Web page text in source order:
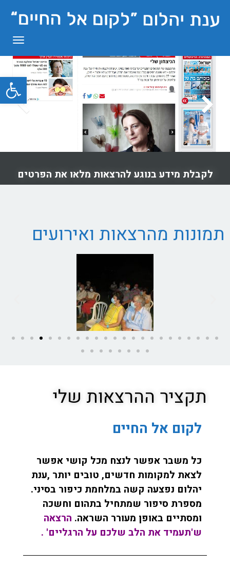
פתח
לקבלת מידע בנוגע להרצאות מלאו את הפרטים
תמונות מהרצאות ואירועים
תקציר ההרצאות שלי
לקום אל החיים
כל משבר אפשר לנצח מכל קושי אפשר
לצאת למקומות חדשים, טובים יותר ,ענת
יהלום נפצעה קשה במלחמת כיפור בסיני.
מספרת סיפור שמתחיל בתהום וחשכה
ומסתיים באופן מעורר השראה. הרצאה
ש'תעמיד את הלב שלכם על הרגליים' .